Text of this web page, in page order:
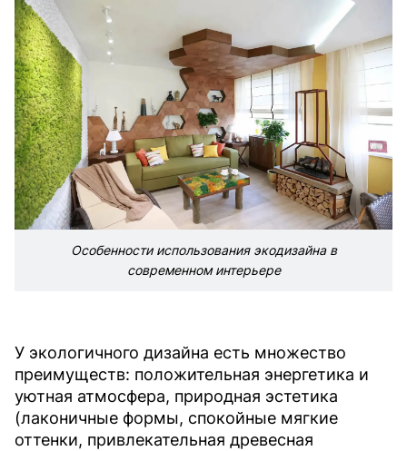
Особенности использования экодизайна в
современном интерьере
У экологичного дизайна есть множество
преимуществ: положительная энергетика и
уютная атмосфера, природная эстетика
(лаконичные формы, спокойные мягкие
оттенки, привлекательная древесная